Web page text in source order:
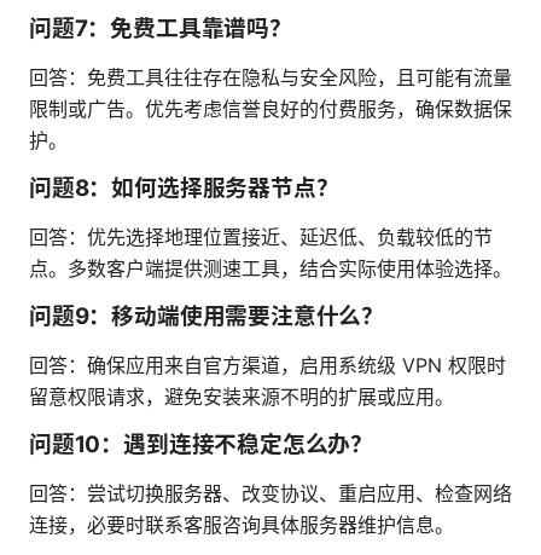
问题7：免费工具靠谱吗？
回答：免费工具往往存在隐私与安全风险，且可能有流量
限制或广告。优先考虑信誉良好的付费服务，确保数据保
护。
问题8：如何选择服务器节点？
回答：优先选择地理位置接近、延迟低、负载较低的节
点。多数客户端提供测速工具，结合实际使用体验选择。
问题9：移动端使用需要注意什么？
回答：确保应用来自官方渠道，启用系统级 VPN 权限时
留意权限请求，避免安装来源不明的扩展或应用。
问题10：遇到连接不稳定怎么办？
回答：尝试切换服务器、改变协议、重启应用、检查网络
连接，必要时联系客服咨询具体服务器维护信息。